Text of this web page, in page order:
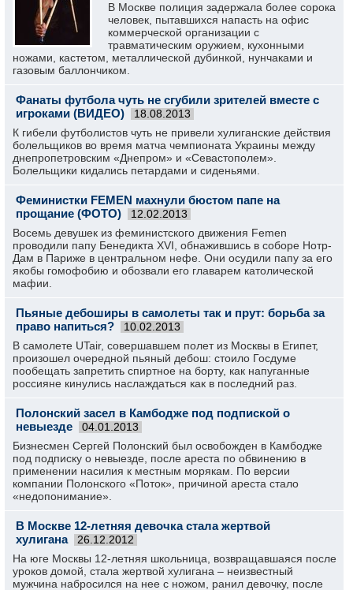
В Москве полиция задержала более сорока
человек, пытавшихся напасть на офис
коммерческой организации с
травматическим оружием, кухонными
ножами, кастетом, металлической дубинкой, нунчаками и
газовым баллончиком.
Фанаты футбола чуть не сгубили зрителей вместе с
игроками (ВИДЕО)
18.08.2013
К гибели футболистов чуть не привели хулиганские действия
болельщиков во время матча чемпионата Украины между
днепропетровским «Днепром» и «Севастополем».
Болельщики кидались петардами и сиденьями.
Феминистки FEMEN махнули бюстом папе на
прощание (ФОТО)
12.02.2013
Восемь девушек из феминистского движения Femen
проводили папу Бенедикта XVI, обнажившись в соборе Нотр-
Дам в Париже в центральном нефе. Они осудили папу за его
якобы гомофобию и обозвали его главарем католической
мафии.
Пьяные дебоширы в самолеты так и прут: борьба за
право напиться?
10.02.2013
В самолете UTair, совершавшем полет из Москвы в Египет,
произошел очередной пьяный дебош: стоило Госдуме
пообещать запретить спиртное на борту, как напуганные
россияне кинулись наслаждаться как в последний раз.
Полонский засел в Камбодже под подпиской о
невыезде
04.01.2013
Бизнесмен Сергей Полонский был освобожден в Камбодже
под подписку о невыезде, после ареста по обвинению в
применении насилия к местным морякам. По версии
компании Полонского «Поток», причиной ареста стало
«недопонимание».
В Москве 12-летняя девочка стала жертвой
хулигана
26.12.2012
На юге Москвы 12-летняя школьница, возвращавшаяся после
уроков домой, стала жертвой хулигана – неизвестный
мужчина набросился на нее с ножом, ранил девочку, после